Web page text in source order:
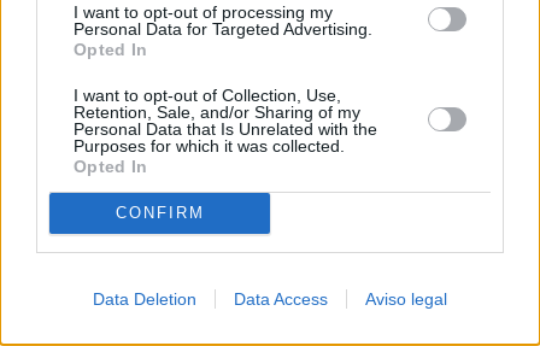
I want to opt-out of processing my
Personal Data for Targeted Advertising.
Opted In
I want to opt-out of Collection, Use,
Retention, Sale, and/or Sharing of my
Personal Data that Is Unrelated with the
Purposes for which it was collected.
Opted In
CONFIRM
Data Deletion Data Access Aviso legal